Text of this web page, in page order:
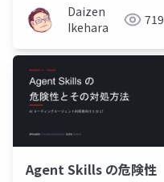
よる防御Daizen
Ikehara
719
Agent Skills の危険性